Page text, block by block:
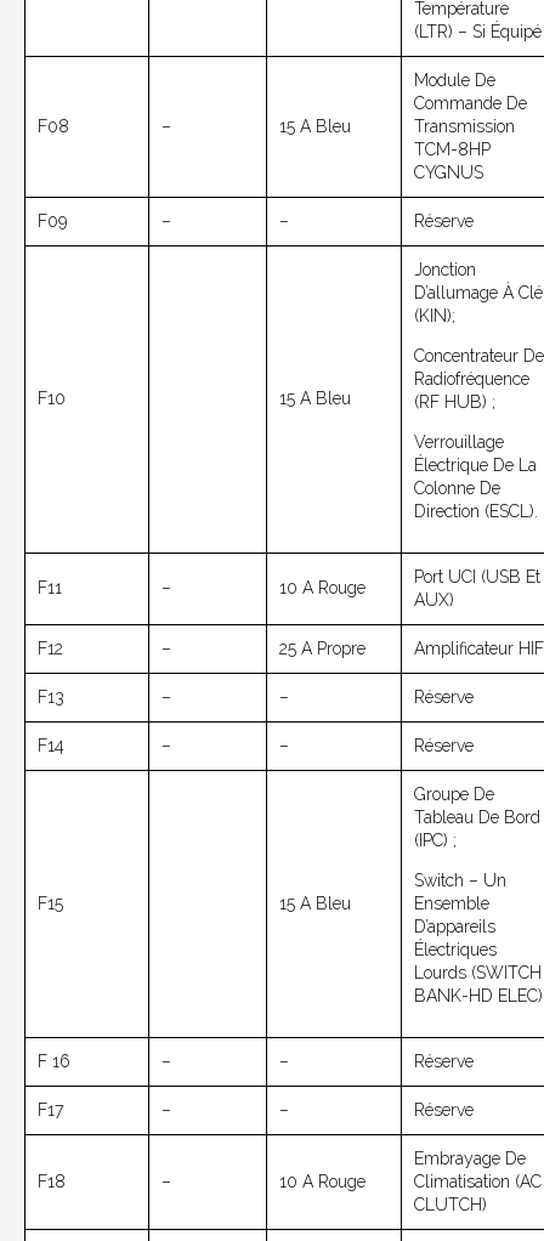
Température
(LTR) – Si Équipé
F08 – 15 A Bleu
Module De
Commande De
Transmission
TCM-8HP
CYGNUS
F09 – – Réserve
F10 15 A Bleu
Jonction
D’allumage À Clé
(KIN);
Concentrateur De
Radiofréquence
(RF HUB) ;
Verrouillage
Électrique De La
Colonne De
Direction (ESCL).
F11 – 10 A Rouge
Port UCI (USB Et
AUX)
F12 – 25 A Propre Amplificateur
F13 – – Réserve
F14 – – Réserve
F15 15 A Bleu
Groupe De
Tableau De Bord
(IPC) ;
Switch – Un
Ensemble
D’appareils
Électriques
Lourds (SWITCH
BANK-HD
F 16 – – Réserve
F17 – – Réserve
F18 – 10 A Rouge
Embrayage De
Climatisation (AC
CLUTCH)